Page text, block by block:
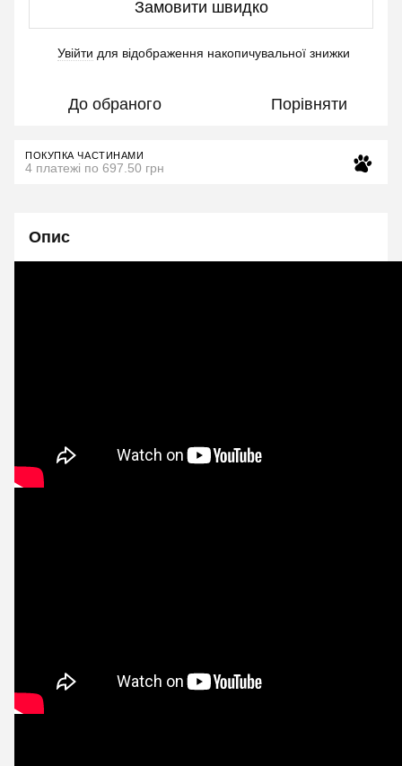
Замовити швидко
Увійти для відображення накопичувальної знижки
До обраного Порівняти
ПОКУПКА ЧАСТИНАМИ
4 платежі по 697.50 грн
Опис